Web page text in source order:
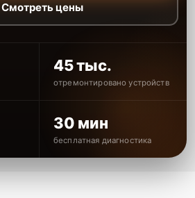
Смотреть цены
45 тыс.
отремонтировано устройств
30 мин
бесплатная диагностика